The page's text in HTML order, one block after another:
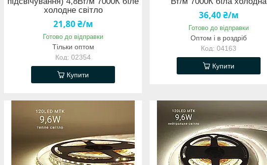
холодне світло
21,80 ₴/м
Готово до відправки
Тільки оптом
02354
Купити
36,40 ₴/м
Готово до відправки
Оптом і в роздріб
04163
Купити